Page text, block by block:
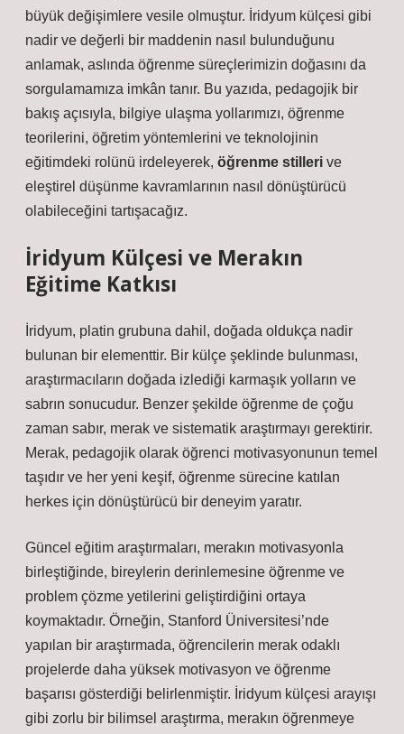
büyük değişimlere vesile olmuştur. İridyum külçesi gibi
nadir ve değerli bir maddenin nasıl bulunduğunu
anlamak, aslında öğrenme süreçlerimizin doğasını da
sorgulamamıza imkân tanır. Bu yazıda, pedagojik bir
bakış açısıyla, bilgiye ulaşma yollarımızı, öğrenme
teorilerini, öğretim yöntemlerini ve teknolojinin
eğitimdeki rolünü irdeleyerek, öğrenme stilleri ve
eleştirel düşünme kavramlarının nasıl dönüştürücü
olabileceğini tartışacağız.
İridyum Külçesi ve Merakın
Eğitime Katkısı
İridyum, platin grubuna dahil, doğada oldukça nadir
bulunan bir elementtir. Bir külçe şeklinde bulunması,
araştırmacıların doğada izlediği karmaşık yolların ve
sabrın sonucudur. Benzer şekilde öğrenme de çoğu
zaman sabır, merak ve sistematik araştırmayı gerektirir.
Merak, pedagojik olarak öğrenci motivasyonunun temel
taşıdır ve her yeni keşif, öğrenme sürecine katılan
herkes için dönüştürücü bir deneyim yaratır.
Güncel eğitim araştırmaları, merakın motivasyonla
birleştiğinde, bireylerin derinlemesine öğrenme ve
problem çözme yetilerini geliştirdiğini ortaya
koymaktadır. Örneğin, Stanford Üniversitesi’nde
yapılan bir araştırmada, öğrencilerin merak odaklı
projelerde daha yüksek motivasyon ve öğrenme
başarısı gösterdiği belirlenmiştir. İridyum külçesi arayışı
gibi zorlu bir bilimsel araştırma, merakın öğrenmeye